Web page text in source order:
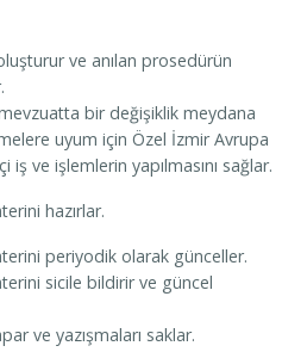
ve anılan prosedürün
bir değişiklik meydana
uyum için Özel İzmir Avrupa
iş ve işlemlerin yapılmasını sağlar.
hazırlar.
periyodik olarak günceller.
sicile bildirir ve güncel
ve yazışmaları saklar.